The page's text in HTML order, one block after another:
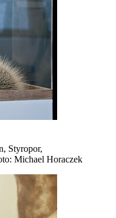
Styropor,
Michael Horaczek